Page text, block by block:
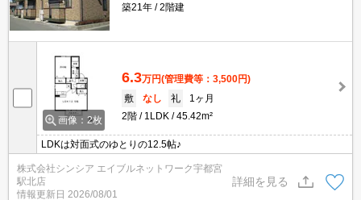
築21年
2階建
画像：2枚
6.3万円(管理費等：3,500円)
敷
なし 礼
1ヶ月
2階
1LDK 45.42m²
LDKは対面式のゆとりの12.5帖♪
株式会社シンシア エイブルネットワーク宇都宮
駅北店
情報更新日 2026/08/01
詳細を見る